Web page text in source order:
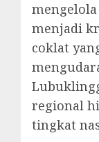
menjadi
coklat
regional
tingkat